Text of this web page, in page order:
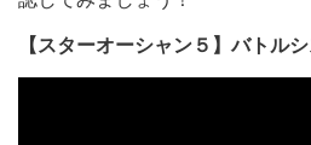
【スターオーシャン５】バトル